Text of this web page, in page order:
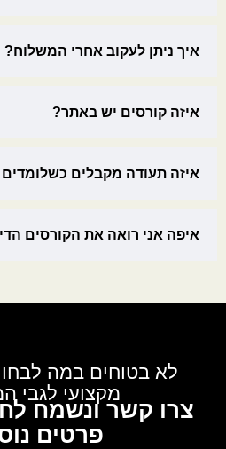
איך ניתן לעקוב אחרי המשלוח?
איזה קורסים יש באתר?
איזה תעודה מקבלים
איפה אני רואה את הקורסים
לא בטוחים במה
מקצועי לגבי
צרו קשר ונשמח
פרטים